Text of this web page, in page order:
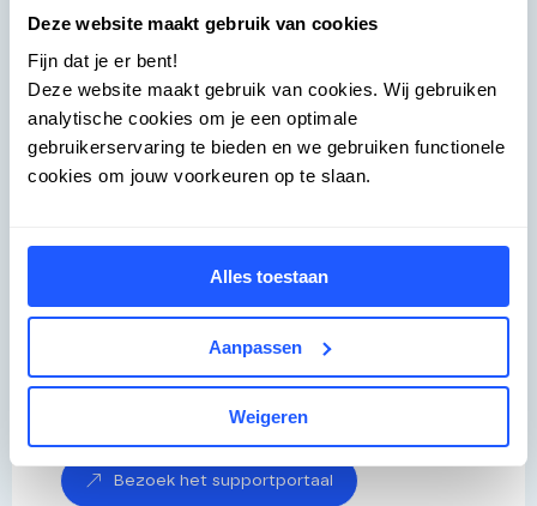
Deze website maakt gebruik van cookies
Fijn dat je er bent!
Deze website maakt gebruik van cookies. Wij gebruiken
analytische cookies om je een optimale
gebruikerservaring te bieden en we gebruiken functionele
cookies om jouw voorkeuren op te slaan.
Alles toestaan
Aanpassen
Weigeren
Zig Support
Een klantportaal. Een telefoonnummer.
supportmedewerkers kennen de
producten en jouw organisatie – voor
heldere communicatie en korte
afhandelingstijden.
+31 88 299 01 11
Bezoek het supportportaal